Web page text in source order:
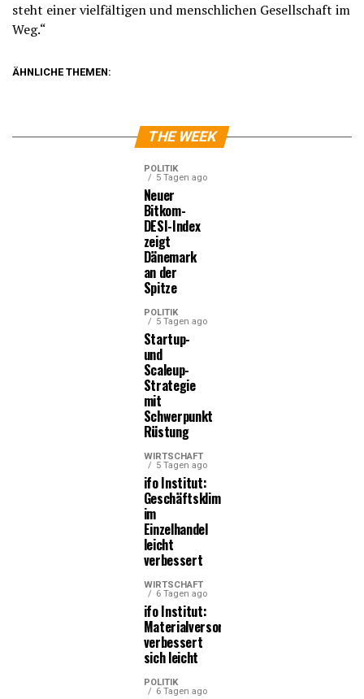
steht einer vielfältigen und menschlichen Gesellschaft im
Weg.“
ÄHNLICHE THEMEN:
THE WEEK
POLITIK
5 Tagen ago
Neuer
Bitkom-
DESI-Index
zeigt
Dänemark
an der
Spitze
POLITIK
5 Tagen ago
Startup-
und
Scaleup-
Strategie
mit
Schwerpunkt
Rüstung
WIRTSCHAFT
5 Tagen ago
ifo Institut:
Geschäftsklima
im
Einzelhandel
leicht
verbessert
WIRTSCHAFT
6 Tagen ago
ifo Institut:
Materialversorgung
verbessert
sich leicht
POLITIK
6 Tagen ago